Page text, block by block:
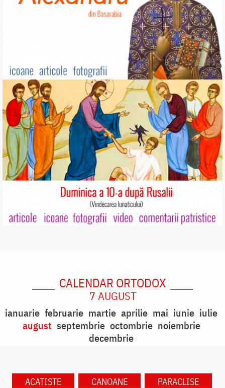
CALENDAR ORTODOX
7 AUGUST
ianuarie februarie martie aprilie mai iunie iulie
august septembrie octombrie noiembrie
decembrie
ACATISTE CANOANE
PARACLISE